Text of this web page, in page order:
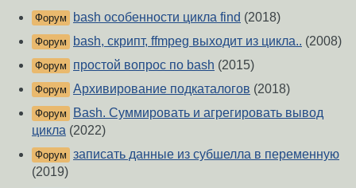
Форум bash особенности цикла find (2018)
Форум bash, скрипт, ffmpeg выходит из цикла.. (2008)
Форум простой вопрос по bash (2015)
Форум Архивирование подкаталогов (2018)
Форум
Bash. Суммировать и агрегировать вывод
цикла (2022)
Форум записать данные из субшелла в переменную
(2019)